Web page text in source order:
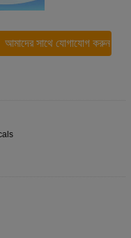
আমাদের সাথে যোগাযোগ করুন